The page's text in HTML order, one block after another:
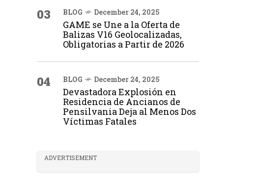
03 BLOG December 24, 2025
GAME se Une a la Oferta de
Balizas V16 Geolocalizadas,
Obligatorias a Partir de 2026
04 BLOG December 24, 2025
Devastadora Explosión en
Residencia de Ancianos de
Pensilvania Deja al Menos Dos
Víctimas Fatales
ADVERTISEMENT